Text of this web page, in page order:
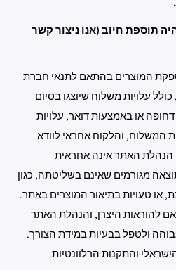
תוספת חיוב (אנו ניצור קשר
המוצרים בהתאם לתנאי חברת
עלויות משלוח שיוצגו בסיום
או באמצעות דואר, עלויות
המשלוח, והלקוח אחראי לוודא
האתר אינה אחראית
מגורמים שאינם בשליטתה, כגון
או טעויות בתיאור המוצרים באתר.
להוראות היצרן, והנהלת האתר
ולטפל בבעיות במידת הצורך.
והתקנות הרלוונטיות.